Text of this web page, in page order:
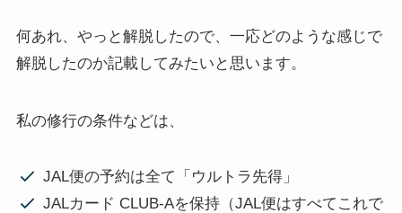
何あれ、やっと解脱したので、一応どのような感じで
解脱したのか記載してみたいと思います。
私の修行の条件などは、
JAL便の予約は全て「ウルトラ先得」
JALカード CLUB-Aを保持（JAL便はすべてこれで